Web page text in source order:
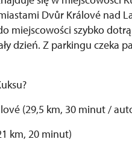
Dvůr Králové nad
miejscowości szybko
dzień. Z parkingu czeka
(29,5 km, 30 minut /
km, 20 minut)